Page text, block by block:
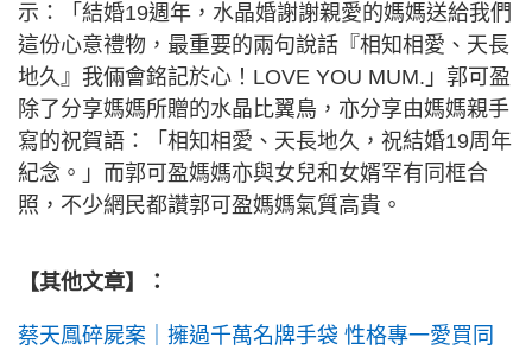
示：「結婚19週年，水晶婚謝謝親愛的媽媽送給我們
這份心意禮物，最重要的兩句說話『相知相愛、天長
地久』我倆會銘記於心！LOVE YOU MUM.」郭可盈
除了分享媽媽所贈的水晶比翼鳥，亦分享由媽媽親手
寫的祝賀語：「相知相愛、天長地久，祝結婚19周年
紀念。」而郭可盈媽媽亦與女兒和女婿罕有同框合
照，不少網民都讚郭可盈媽媽氣質高貴。
【其他文章】：
蔡天鳳碎屍案｜擁過千萬名牌手袋 性格專一愛買同